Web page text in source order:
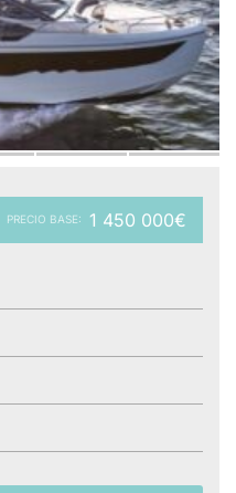
PRECIO BASE: 1 450 000€